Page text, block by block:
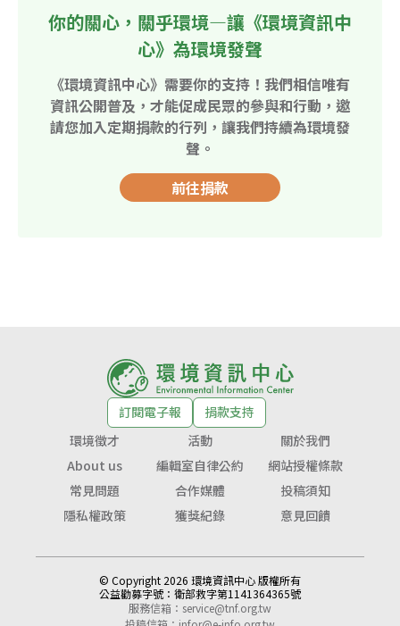
你的關心，關乎環境—讓《環境資訊中
心》為環境發聲
《環境資訊中心》需要你的支持！我們相信唯有
資訊公開普及，才能促成民眾的參與和行動，邀
請您加入定期捐款的行列，讓我們持續為環境發
聲。
前往捐款
訂閱電子報
捐款支持
環境徵才
活動
關於我們
About us
編輯室自律公約
網站授權條款
常見問題
合作媒體
投稿須知
隱私權政策
獲獎紀錄 意見回饋
© Copyright 2026 環境資訊中心 版權所有
公益勸募字號： 衛部救字第1141364365號
服務信箱： service@tnf.org.tw